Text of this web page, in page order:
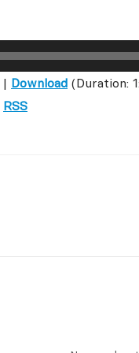
| Download (Duration:
RSS